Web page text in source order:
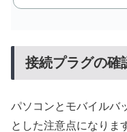
接続プラグの確
パソコンとモバイルバ
とした注意点になりま